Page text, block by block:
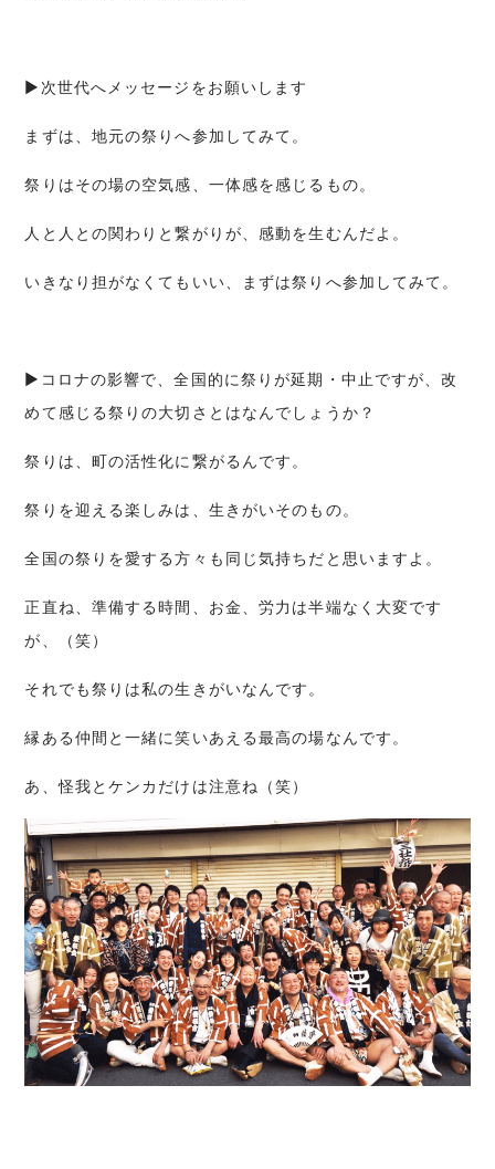
▶次世代へメッセージをお願いします
まずは、地元の祭りへ参加してみて。
祭りはその場の空気感、一体感を感じるもの。
人と人との関わりと繋がりが、感動を生むんだよ。
いきなり担がなくてもいい、まずは祭りへ参加してみて。
▶コロナの影響で、全国的に祭りが延期・中止ですが、改
めて感じる祭りの大切さとはなんでしょうか？
祭りは、町の活性化に繋がるんです。
祭りを迎える楽しみは、生きがいそのもの。
全国の祭りを愛する方々も同じ気持ちだと思いますよ。
正直ね、準備する時間、お金、労力は半端なく大変です
が、（笑）
それでも祭りは私の生きがいなんです。
縁ある仲間と一緒に笑いあえる最高の場なんです。
あ、怪我とケンカだけは注意ね（笑）